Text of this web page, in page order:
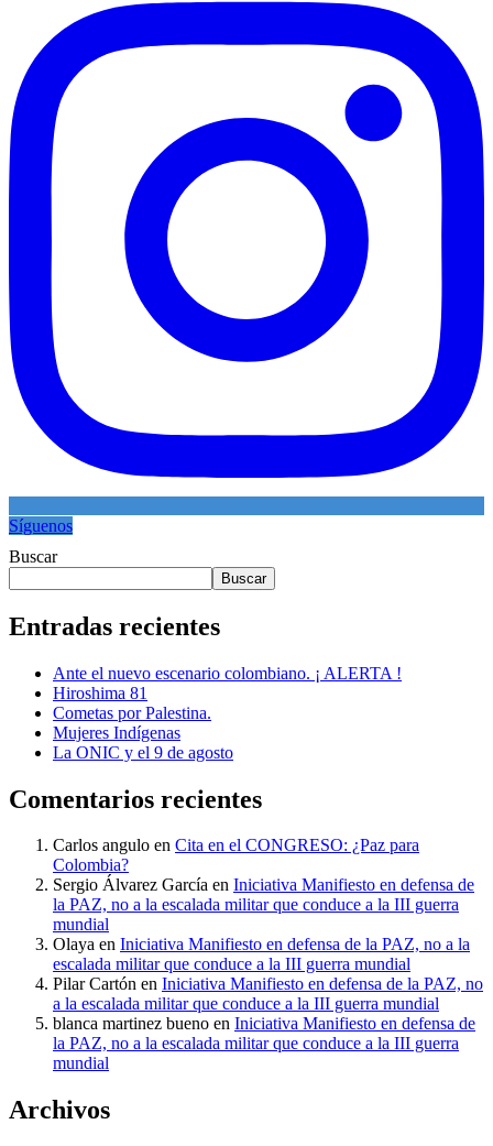
Síguenos
Buscar
Buscar
Entradas recientes
Ante el nuevo escenario colombiano. ¡ ALERTA !
Hiroshima 81
Cometas por Palestina.
Mujeres Indígenas
La ONIC y el 9 de agosto
Comentarios recientes
Carlos angulo en Cita en el CONGRESO: ¿Paz para
Colombia?
Sergio Álvarez García en Iniciativa Manifiesto en defensa de
la PAZ, no a la escalada militar que conduce a la III guerra
mundial
Olaya en Iniciativa Manifiesto en defensa de la PAZ, no a la
escalada militar que conduce a la III guerra mundial
Pilar Cartón en Iniciativa Manifiesto en defensa de la PAZ, no
a la escalada militar que conduce a la III guerra mundial
blanca martinez bueno en Iniciativa Manifiesto en defensa de
la PAZ, no a la escalada militar que conduce a la III guerra
mundial
Archivos